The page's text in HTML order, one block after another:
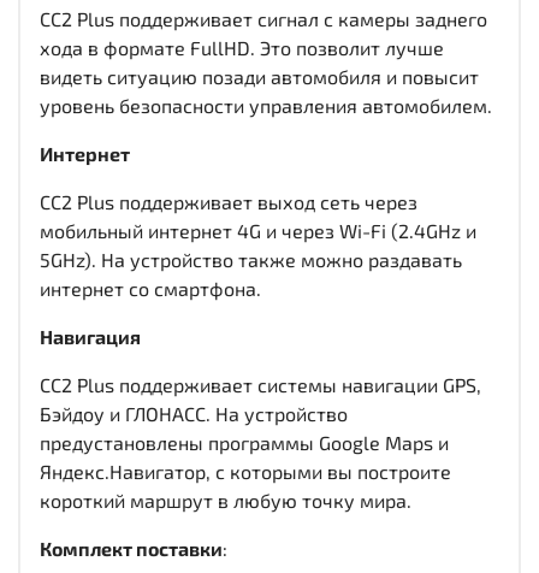
CC2 Plus поддерживает сигнал с камеры заднего
хода в формате FullHD. Это позволит лучше
видеть ситуацию позади автомобиля и повысит
уровень безопасности управления автомобилем.
Интернет
CC2 Plus поддерживает выход сеть через
мобильный интернет 4G и через Wi-Fi (2.4GHz и
5GHz). На устройство также можно раздавать
интернет со смартфона.
Навигация
CC2 Plus поддерживает системы навигации GPS,
Бэйдоу и ГЛОНАСС. На устройство
предустановлены программы Google Maps и
Яндекс.Навигатор, с которыми вы построите
короткий маршрут в любую точку мира.
Комплект поставки: